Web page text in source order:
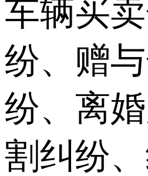
车辆买
纷、赠
纷、离
割纠纷